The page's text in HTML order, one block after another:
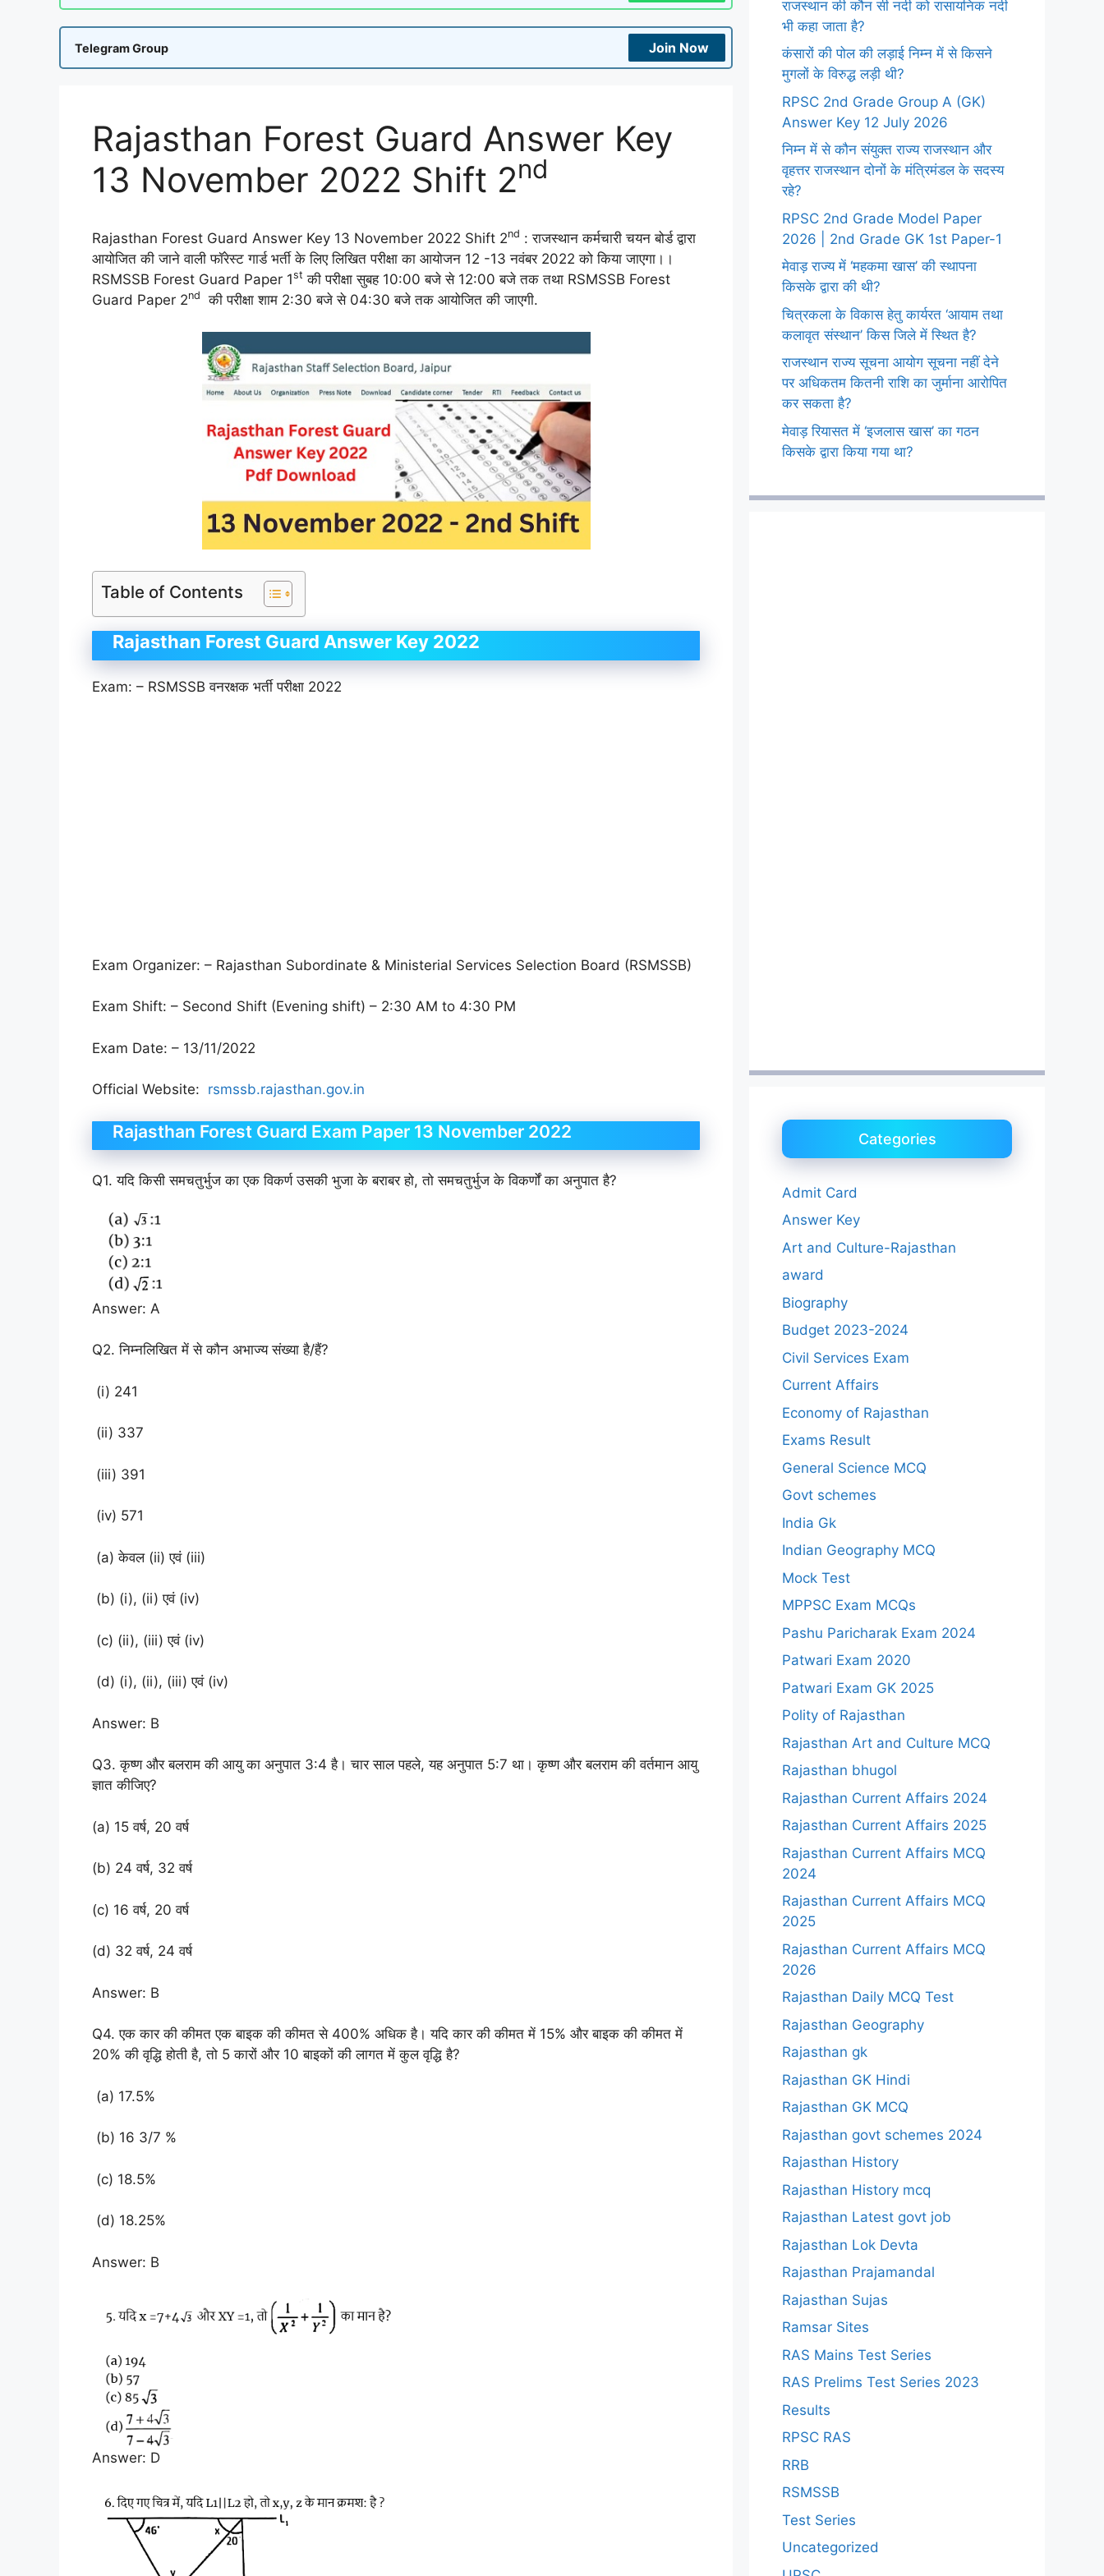
Telegram Group Join Now
Rajasthan Forest Guard Answer Key
13 November 2022 Shift 2nd
Rajasthan Forest Guard Answer Key 13 November 2022 Shift 2nd : राजस्थान कर्मचारी चयन बोर्ड द्वारा
आयोजित की जाने वाली फॉरेस्ट गार्ड भर्ती के लिए लिखित परीक्षा का आयोजन 12 -13 नवंबर 2022 को किया जाएगा।।
RSMSSB Forest Guard Paper 1st की परीक्षा सुबह 10:00 बजे से 12:00 बजे तक तथा RSMSSB Forest
Guard Paper 2nd की परीक्षा शाम 2:30 बजे से 04:30 बजे तक आयोजित की जाएगी.
Table of Contents
Rajasthan Forest Guard Answer Key 2022
Exam: – RSMSSB वनरक्षक भर्ती परीक्षा 2022
Exam Organizer: – Rajasthan Subordinate & Ministerial Services Selection Board (RSMSSB)
Exam Shift: – Second Shift (Evening shift) – 2:30 AM to 4:30 PM
Exam Date: – 13/11/2022
Official Website: rsmssb.rajasthan.gov.in
Rajasthan Forest Guard Exam Paper 13 November 2022
Q1. यदि किसी समचतुर्भुज का एक विकर्ण उसकी भुजा के बराबर हो, तो समचतुर्भुज के विकर्णों का अनुपात है?
Answer: A
Q2. निम्नलिखित में से कौन अभाज्य संख्या है/हैं?
(i) 241
(ii) 337
(iii) 391
(iv) 571
(a) केवल (ii) एवं (iii)
(b) (i), (ii) एवं (iv)
(c) (ii), (iii) एवं (iv)
(d) (i), (ii), (iii) एवं (iv)
Answer: B
Q3. कृष्ण और बलराम की आयु का अनुपात 3:4 है। चार साल पहले, यह अनुपात 5:7 था। कृष्ण और बलराम की वर्तमान आयु
ज्ञात कीजिए?
(a) 15 वर्ष, 20 वर्ष
(b) 24 वर्ष, 32 वर्ष
(c) 16 वर्ष, 20 वर्ष
(d) 32 वर्ष, 24 वर्ष
Answer: B
Q4. एक कार की कीमत एक बाइक की कीमत से 400% अधिक है। यदि कार की कीमत में 15% और बाइक की कीमत में
20% की वृद्धि होती है, तो 5 कारों और 10 बाइकों की लागत में कुल वृद्धि है?
(a) 17.5%
(b) 16 3/7 %
(c) 18.5%
(d) 18.25%
Answer: B
Answer: D
राजस्थान की कौन सी नदी को रासायनिक नदी
भी कहा जाता है?
कंसारों की पोल की लड़ाई निम्न में से किसने
मुगलों के विरुद्ध लड़ी थी?
RPSC 2nd Grade Group A (GK)
Answer Key 12 July 2026
निम्न में से कौन संयुक्त राज्य राजस्थान और
वृहत्तर राजस्थान दोनों के मंत्रिमंडल के सदस्य
रहे?
RPSC 2nd Grade Model Paper
2026 | 2nd Grade GK 1st Paper-1
मेवाड़ राज्य में ‘महकमा खास’ की स्थापना
किसके द्वारा की थी?
चित्रकला के विकास हेतु कार्यरत ‘आयाम तथा
कलावृत संस्थान’ किस जिले में स्थित है?
राजस्थान राज्य सूचना आयोग सूचना नहीं देने
पर अधिकतम कितनी राशि का जुर्माना आरोपित
कर सकता है?
मेवाड़ रियासत में ‘इजलास खास’ का गठन
किसके द्वारा किया गया था?
Categories
Admit Card
Answer Key
Art and Culture-Rajasthan
award
Biography
Budget 2023-2024
Civil Services Exam
Current Affairs
Economy of Rajasthan
Exams Result
General Science MCQ
Govt schemes
India Gk
Indian Geography MCQ
Mock Test
MPPSC Exam MCQs
Pashu Paricharak Exam 2024
Patwari Exam 2020
Patwari Exam GK 2025
Polity of Rajasthan
Rajasthan Art and Culture MCQ
Rajasthan bhugol
Rajasthan Current Affairs 2024
Rajasthan Current Affairs 2025
Rajasthan Current Affairs MCQ
2024
Rajasthan Current Affairs MCQ
2025
Rajasthan Current Affairs MCQ
2026
Rajasthan Daily MCQ Test
Rajasthan Geography
Rajasthan gk
Rajasthan GK Hindi
Rajasthan GK MCQ
Rajasthan govt schemes 2024
Rajasthan History
Rajasthan History mcq
Rajasthan Latest govt job
Rajasthan Lok Devta
Rajasthan Prajamandal
Rajasthan Sujas
Ramsar Sites
RAS Mains Test Series
RAS Prelims Test Series 2023
Results
RPSC RAS
RRB
RSMSSB
Test Series
Uncategorized